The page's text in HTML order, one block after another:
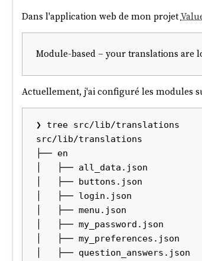
Dans l'application web de mon projet
Module-based – your translations are
Actuellement, j'ai configuré les modules
❯ tree src/lib/translations
src/lib/translations
├── en
│   ├── all_data.json
│   ├── buttons.json
│   ├── login.json
│   ├── menu.json
│   ├── my_password.json
│   ├── my_preferences.json
│   ├── question_answers.json